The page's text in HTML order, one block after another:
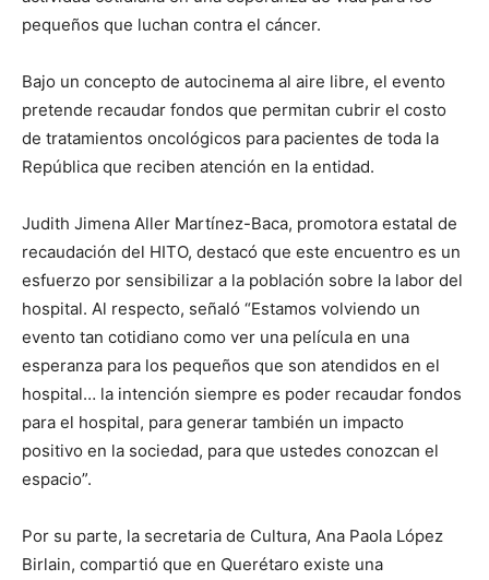
pequeños que luchan contra el cáncer.
Bajo un concepto de autocinema al aire libre, el evento
pretende recaudar fondos que permitan cubrir el costo
de tratamientos oncológicos para pacientes de toda la
República que reciben atención en la entidad.
Judith Jimena Aller Martínez-Baca, promotora estatal de
recaudación del HITO, destacó que este encuentro es un
esfuerzo por sensibilizar a la población sobre la labor del
hospital. Al respecto, señaló “Estamos volviendo un
evento tan cotidiano como ver una película en una
esperanza para los pequeños que son atendidos en el
hospital… la intención siempre es poder recaudar fondos
para el hospital, para generar también un impacto
positivo en la sociedad, para que ustedes conozcan el
espacio”.
Por su parte, la secretaria de Cultura, Ana Paola López
Birlain, compartió que en Querétaro existe una